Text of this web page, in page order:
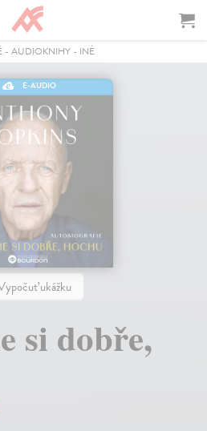
- AUDIOKNIHY- INÉ
E-AUDIO
ukážku
si dobře,